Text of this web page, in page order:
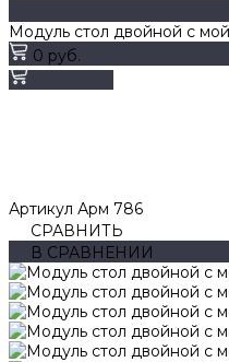
Модуль стол двойной с
0 руб.
Артикул Арм 786
СРАВНИТЬ
В СРАВНЕНИИ